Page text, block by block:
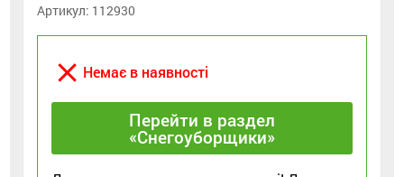
Артикул: 112930
close Немає в наявності
Перейти в раздел
«Снегоуборщики»